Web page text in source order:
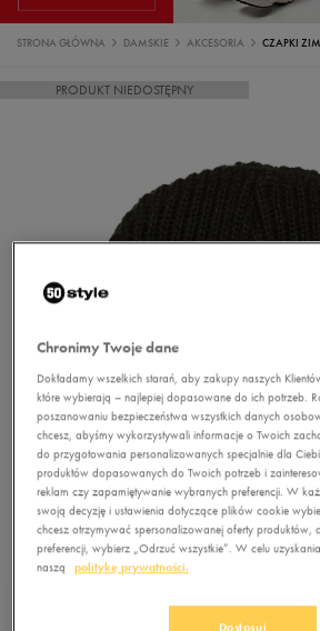
STRONA GŁÓWNA DAMSKIE AKCESORIA CZAPKI
PRODUKT NIEDOSTĘPNY
Chronimy Twoje dane
Dokładamy wszelkich starań, aby zakupy naszych
które wybierają – najlepiej dopasowane do ich potrzeb.
poszanowaniu bezpieczeństwa wszystkich danych
chcesz, abyśmy wykorzystywali informacje o Twoich
do przygotowania personalizowanych specjalnie dla
produktów dopasowanych do Twoich potrzeb i
reklam czy zapamiętywanie wybranych preferencji. W
swoją decyzję i ustawienia dotyczące plików cookie
chcesz otrzymywać spersonalizowanej oferty produktów,
preferencji, wybierz „Odrzuć wszystkie”. W celu
naszą
politykę prywatności.
Dostosuj